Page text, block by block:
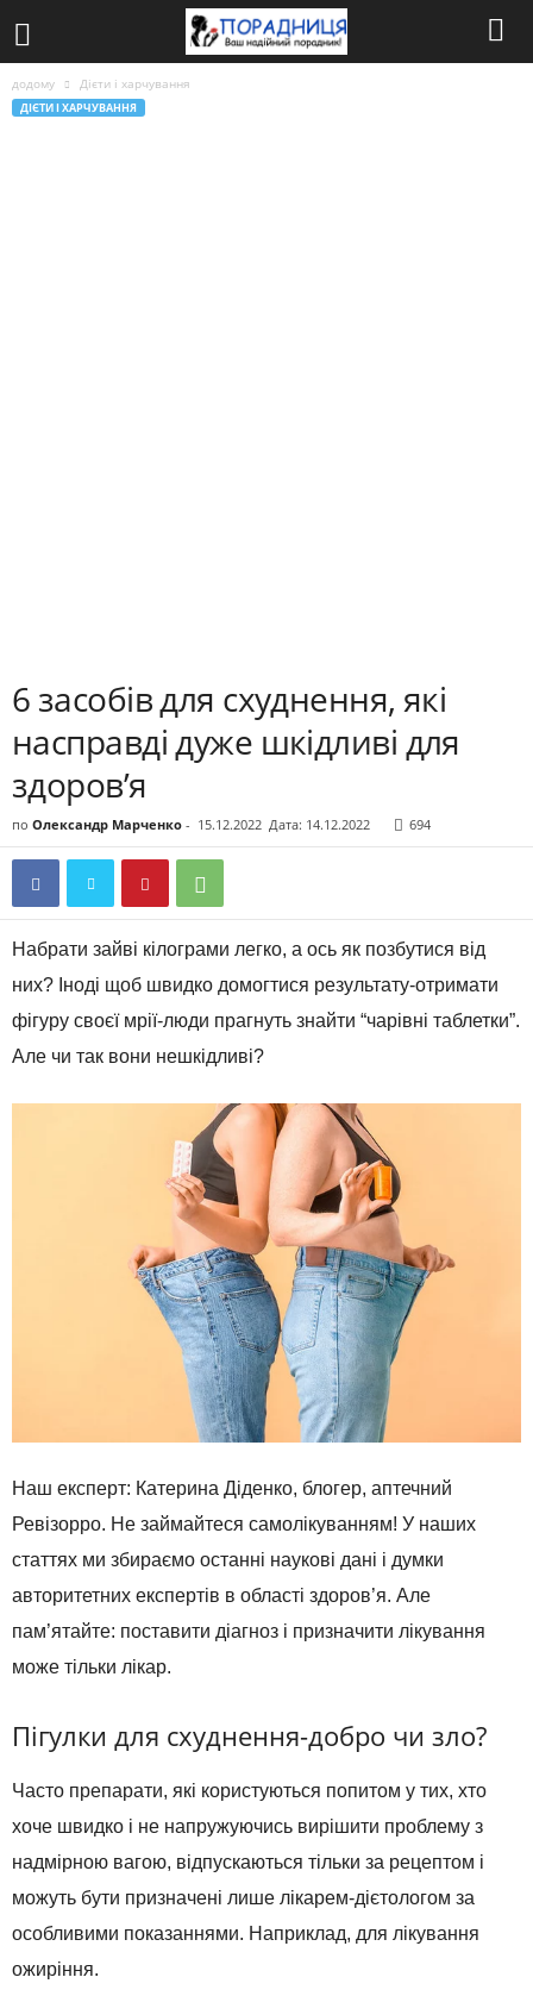
додому Дієти і харчування
ДІЄТИ І ХАРЧУВАННЯ
6 засобів для схуднення, які
насправді дуже шкідливі для
здоров’я
по Олександр Марченко - 15.12.2022 Дата: 14.12.2022 694
Набрати зайві кілограми легко, а ось як позбутися від
них? Іноді щоб швидко домогтися результату-отримати
фігуру своєї мрії-люди прагнуть знайти “чарівні таблетки”.
Але чи так вони нешкідливі?
Наш експерт: Катерина Діденко, блогер, аптечний
Ревізорро. Не займайтеся самолікуванням! У наших
статтях ми збираємо останні наукові дані і думки
авторитетних експертів в області здоров’я. Але
пам’ятайте: поставити діагноз і призначити лікування
може тільки лікар.
Пігулки для схуднення-добро чи зло?
Часто препарати, які користуються попитом у тих, хто
хоче швидко і не напружуючись вирішити проблему з
надмірною вагою, відпускаються тільки за рецептом і
можуть бути призначені лише лікарем-дієтологом за
особливими показаннями. Наприклад, для лікування
ожиріння.